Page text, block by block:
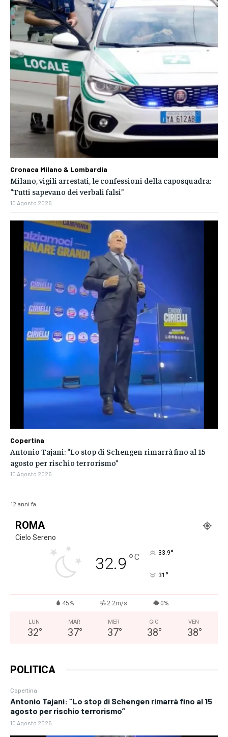
ROMA
Cielo Sereno
32.9 °C 33.9°
31 °
45% 2.2m/s 0%
LUN
32°
MAR
37°
MER
37°
GIO
38°
VEN
38°
POLITICA
Copertina
Antonio Tajani: “Lo stop di Schengen rimarrà fino al 15
agosto per rischio terrorismo”
10 Agosto 2026
12 anni fa
Cronaca Milano & Lombardia
Milano, vigili arrestati, le confessioni della caposquadra:
“Tutti sapevano dei verbali falsi”
10 Agosto 2026
Copertina
Antonio Tajani: “Lo stop di Schengen rimarrà fino al 15
agosto per rischio terrorismo”
10 Agosto 2026